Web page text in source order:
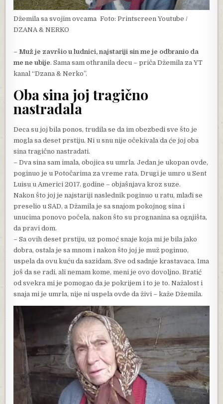
Džemila sa svojim ovcamaFoto: Printscreen Youtube /
DZANA & NERKO
– Muž je završio u ludnici, najstariji sin me je odbranio da
me ne ubije. Sama sam othranila decu – priča Džemila za YT
kanal “Dzana & Nerko”.
Oba sina joj tragično
nastradala
Deca su joj bila ponos, trudila se da im obezbedi sve što je
mogla sa deset prstiju. Ni u snu nije očekivala da će joj oba
sina tragično nastradati.
– Dva sina sam imala, obojica su umrla. Jedan je ukopan ovde,
poginuo je u Potočarima za vreme rata. Drugi je umro u Sent
Luisu u Americi 2017. godine – objašnjava kroz suze.
Nakon što joj je najstariji naslednik poginuo u ratu, mlađi se
preselio u SAD, a Džamila je sa snajom pokojnog sina i
unucima ponovo počela, nakon što su prognanina sa ognjišta,
da pravi dom.
– Sa ovih deset prstiju, uz pomoć snaje koja mi je bila jako
dobra, ostala je sa mnom i nakon što joj je muž poginuo,
uspela da ovu kuću da sazidam. Sve od sadnje krastavaca. Ima
još da se radi, ali nemam kome, meni je ovo dovoljno. Bratić
od svekra mi je pomogao da je pokrijem i to je to. Nažalost i
snaja mi je umrla, nije ni uspela ovde da živi – kaže Džemila.